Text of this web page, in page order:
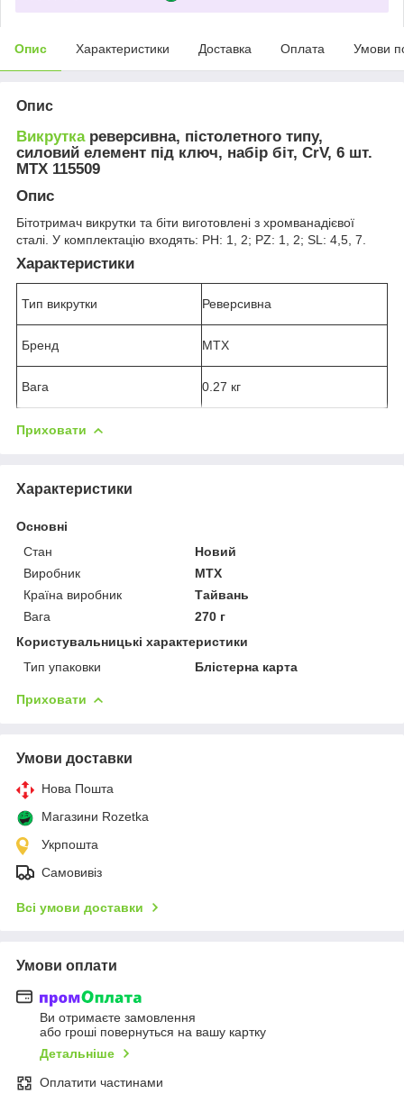
Опис Характеристики Доставка Оплата Умови
Опис
Викруткареверсивна, пістолетного типу,
силовий елемент під ключ, набір біт, CrV, 6 шт.
MTX 115509
Опис
Бітотримач викрутки та біти виготовлені з хромванадієвої
сталі. У комплектацію входять: PH: 1, 2; PZ: 1, 2; SL: 4,5, 7.
Характеристики
Тип викрутки Реверсивна
Бренд MTX
Вага 0.27 кг
Приховати
Характеристики
Основні
Стан
Новий
Виробник
MTX
Країна виробник
Тайвань
Вага
270 г
Користувальницькі характеристики
Тип упаковки
Блістерна карта
Приховати
Умови доставки
Нова Пошта
Магазини Rozetka
Укрпошта
Самовивіз
Всі умови доставки
Умови оплати
Ви отримаєте замовлення
або гроші повернуться на вашу картку
Детальніше
Оплатити частинами